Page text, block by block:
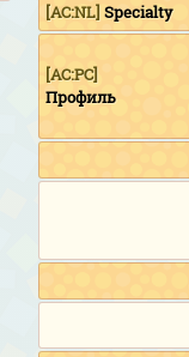
[AC:NL]Specialty
[AC:PC]
Профиль